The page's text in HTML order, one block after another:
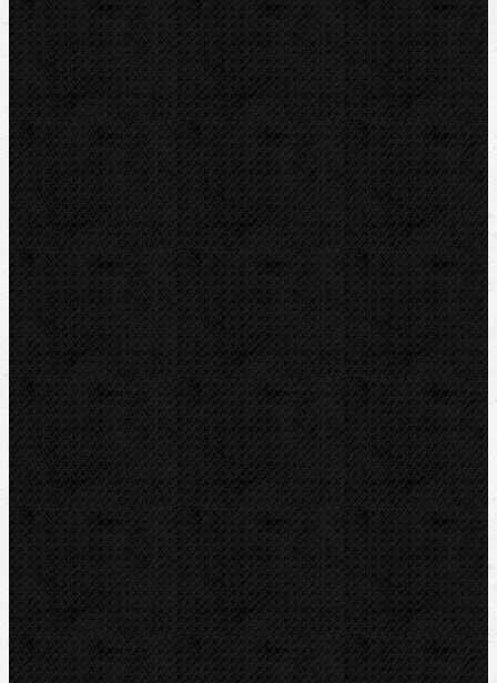
Tlakové pumpy
Čističky kanalizace
Odvápňovací systémy
Klimatizační technika
Vysoušení, odvlhčování
Zmrazovací zařízení
Vrtání a frézy
Elektomontážní nářadí
Lokalizace a trasování
Značky